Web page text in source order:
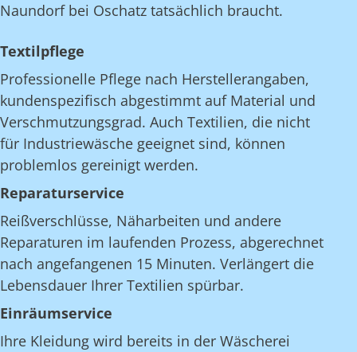
Naundorf bei Oschatz tatsächlich braucht.
Textilpflege
Professionelle Pflege nach Herstellerangaben,
kundenspezifisch abgestimmt auf Material und
Verschmutzungsgrad. Auch Textilien, die nicht
für Industriewäsche geeignet sind, können
problemlos gereinigt werden.
Reparaturservice
Reißverschlüsse, Näharbeiten und andere
Reparaturen im laufenden Prozess, abgerechnet
nach angefangenen 15 Minuten. Verlängert die
Lebensdauer Ihrer Textilien spürbar.
Einräumservice
Ihre Kleidung wird bereits in der Wäscherei